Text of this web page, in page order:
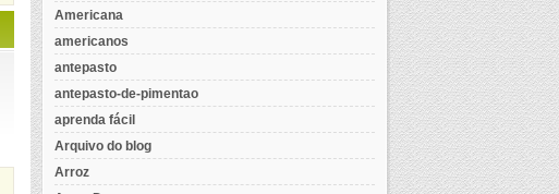
Americana
americanos
antepasto
antepasto-de-pimentao
aprenda fácil
Arquivo do blog
Arroz